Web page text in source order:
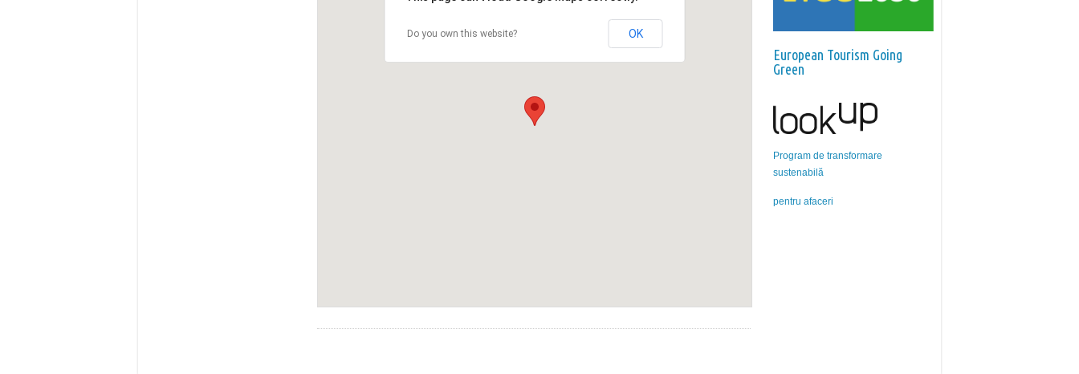
Do you own this website? OK
European Tourism Going
Green
Program de transformare
sustenabilă
pentru afaceri